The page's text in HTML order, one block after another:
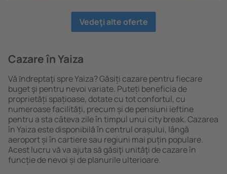
Vedeţi alte oferte
Cazare în Yaiza
Vă ȋndreptaţi spre Yaiza? Găsiți cazare pentru fiecare
buget şi pentru nevoi variate. Puteți beneficia de
proprietăți spațioase, dotate cu tot confortul, cu
numeroase facilități, precum și de pensiuni ieftine
pentru a sta câteva zile în timpul unui city break. Cazarea
în Yaiza este disponibilă în centrul orașului, lângă
aeroport și în cartiere sau regiuni mai puțin populare.
Acest lucru vă va ajuta să găsiţi unităţi de cazare în
funcție de nevoi și de planurile ulterioare.